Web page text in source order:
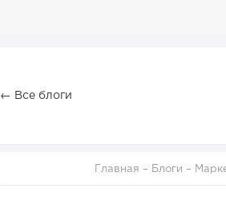
← Все блоги
Главная – Блоги –